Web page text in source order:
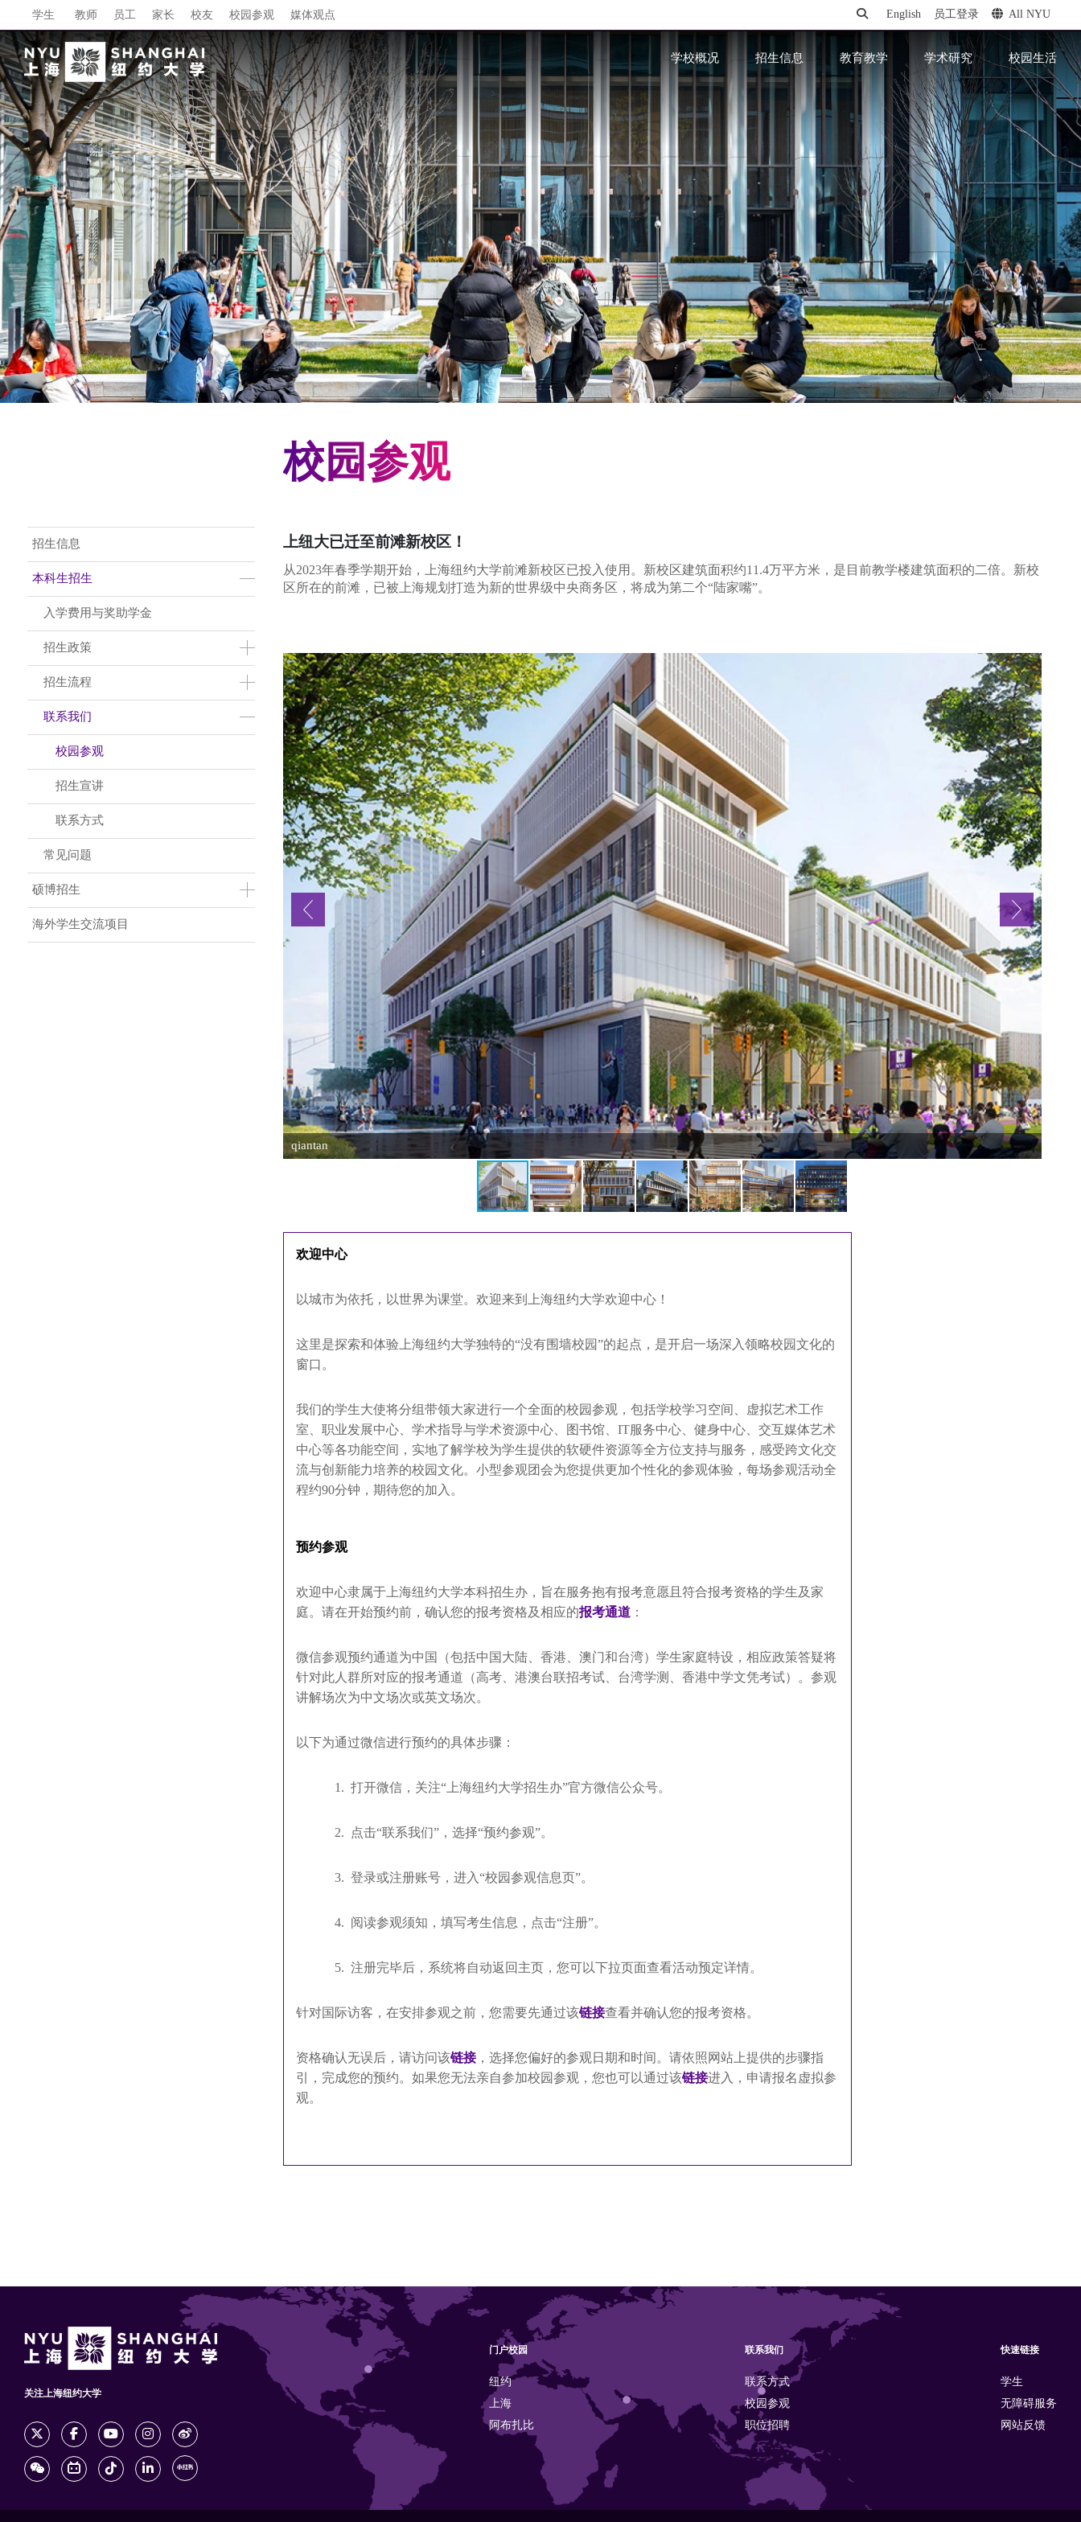
学生 教师 员工 家长 校友 校园参观 媒体观点 English 员工登录 All NYU
学校概况 招生信息 教育教学 学术研究 校园生活
Main Menu CN
招生信息
本科生招生
入学费用与奖助学金
招生政策
招生流程
联系我们
校园参观
招生宣讲
联系方式
常见问题
硕博招生
海外学生交流项目
校园参观
上纽大已迁至前滩新校区！
从2023年春季学期开始，上海纽约大学前滩新校区已投入使用。新校区建筑面积约11.4万平方米，是目前教学楼建筑面积的二倍。新校
区所在的前滩，已被上海规划打造为新的世界级中央商务区，将成为第二个“陆家嘴”。
qiantan
欢迎中心
以城市为依托，以世界为课堂。欢迎来到上海纽约大学欢迎中心！
这里是探索和体验上海纽约大学独特的“没有围墙校园”的起点， 是开启一场深入领略校园文化的
窗口。
我们的学生大使将分组带领大家进行一个全面的校园参观， 包括学校学习空间、虚拟艺术工作
室、职业发展中心、 学术指导与学术资源中心、图书馆、IT服务中心、健身中心、 交互媒体艺术
中心等各功能空间， 实地了解学校为学生提供的软硬件资源等全方位支持与服务， 感受跨文化交
流与创新能力培养的校园文化。 小型参观团会为您提供更加个性化的参观体验，每场参观活动全
程约90分钟，期待您的加入。
预约参观
欢迎中心隶属于上海纽约大学本科招生办， 旨在服务抱有报考意愿且符合报考资格的学生及家
庭。 请在开始预约前，确认您的报考资格及相应的报考通道：
微信参观预约通道为中国（包括中国大陆、香港、澳门和台湾） 学生家庭特设，相应政策答疑将
针对此人群所对应的报考通道（高考、港澳台联招考试、台湾学测、香港中学文凭考试）。 参观
讲解场次为中文场次或英文场次。
以下为通过微信进行预约的具体步骤：
1. 打开微信，关注“上海纽约大学招生办”官方微信公众号。
2. 点击“联系我们”，选择“预约参观”。
3. 登录或注册账号，进入“校园参观信息页”。
4. 阅读参观须知，填写考生信息，点击“注册”。
5. 注册完毕后，系统将自动返回主页， 您可以下拉页面查看活动预定详情。
针对国际访客，在安排参观之前，您需要先通过该链接查看并确认您的报考资格。
资格确认无误后，请访问该链接， 选择您偏好的参观日期和时间。请依照网站上提供的步骤指
引， 完成您的预约。如果您无法亲自参加校园参观， 您也可以通过该链接进入，申请报名虚拟参
观。
门户校园
纽约
上海
阿布扎比
联系我们
联系方式
校园参观
职位招聘
快速链接
学生
无障碍服务
网站反馈
关注上海纽约大学